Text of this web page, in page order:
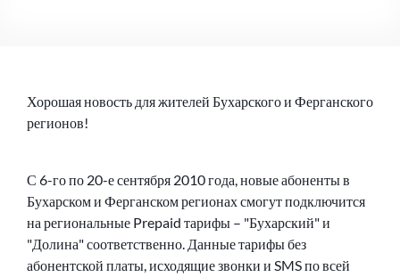
Хорошая новость для жителей Бухарского и Ферганского
регионов!
С 6-го по 20-е сентября 2010 года, новые абоненты в
Бухарском и Ферганском регионах смогут подключится
на региональные Prepaid тарифы – "Бухарский" и
"Долина" соответственно. Данные тарифы без
абонентской платы, исходящие звонки и SMS по всей